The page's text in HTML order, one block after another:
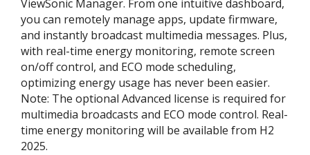
ViewSonic Manager. From one intuitive dashboard,
you can remotely manage apps, update firmware,
and instantly broadcast multimedia messages. Plus,
with real-time energy monitoring, remote screen
on/off control, and ECO mode scheduling,
optimizing energy usage has never been easier.
Note: The optional Advanced license is required for
multimedia broadcasts and ECO mode control. Real-
time energy monitoring will be available from H2
2025.